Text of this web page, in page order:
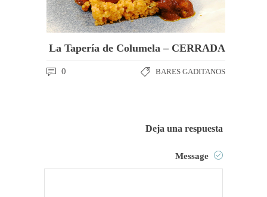
La Tapería de Columela – CERRADA
BARES GADITANOS
0
Deja una respuesta
Message